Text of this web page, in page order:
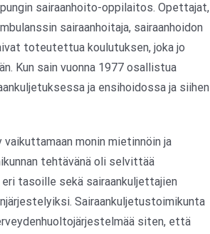
sairaanhoito-oppilaitos. Opettajat,
sairaanhoitaja, sairaanhoidon
toteutettua koulutuksen, joka jo
Kun sain vuonna 1977 osallistua
ja ensihoidossa ja siihen
monin mietinnöin ja
tehtävänä oli selvittää
tasoille sekä sairaankuljettajien
Sairaankuljetustoimikunta
siten, että